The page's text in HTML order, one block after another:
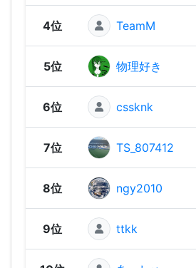
4位 TeamM
5位 物理好き
6位 cssknk
7位 TS_807412
8位 ngy2010
9位 ttkk